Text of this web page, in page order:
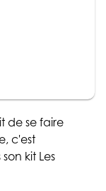
de se faire
c'est
kit Les